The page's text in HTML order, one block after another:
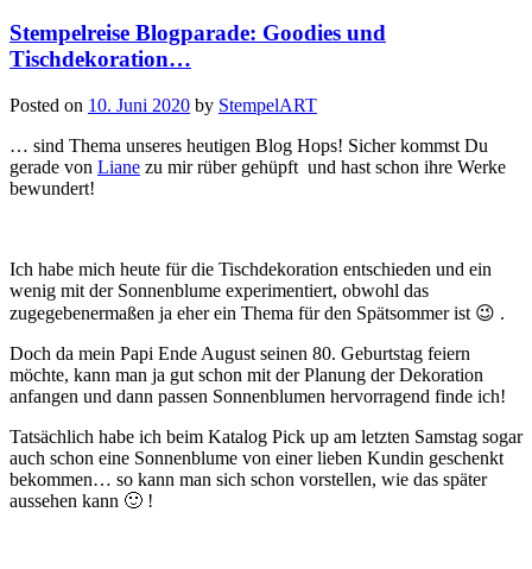
Freunde…“
Stempelreise Blogparade: Goodies und
Tischdekoration…
Posted on 10. Juni 2020 by StempelART
… sind Thema unseres heutigen Blog Hops! Sicher kommst Du
gerade von Liane zu mir rüber gehüpft und hast schon ihre Werke
bewundert!
Ich habe mich heute für die Tischdekoration entschieden und ein
wenig mit der Sonnenblume experimentiert, obwohl das
zugegebenermaßen ja eher ein Thema für den Spätsommer ist 😉 .
Doch da mein Papi Ende August seinen 80. Geburtstag feiern
möchte, kann man ja gut schon mit der Planung der Dekoration
anfangen und dann passen Sonnenblumen hervorragend finde ich!
Tatsächlich habe ich beim Katalog Pick up am letzten Samstag sogar
auch schon eine Sonnenblume von einer lieben Kundin geschenkt
bekommen… so kann man sich schon vorstellen, wie das später
aussehen kann 🙂 !